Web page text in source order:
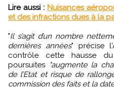
Lire aussi : Nuisances
et des infractions dues à la
"Il s’agit d’un nombre
dernières années" précise
contrôle cette hausse
poursuites
"augmente la
de l’Etat et risque de
commission des faits et la